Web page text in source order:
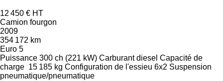
12 450 € HT
Camion fourgon
2009
354 172 km
Euro 5
Puissance 300 ch (221 kW) Carburant diesel Capacité de
charge 15 185 kg Configuration de l'essieu 6x2 Suspension
pneumatique/pneumatique